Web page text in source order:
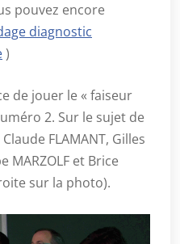
pouvez encore
diagnostic
)
de jouer le « faiseur
2. Sur le sujet de
FLAMANT, Gilles
MARZOLF et Brice
sur la photo).